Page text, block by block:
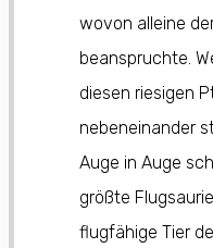
wovon alleine
beanspruchte.
diesen riesigen
nebeneinander
Auge in Auge
größte
flugfähige Tier